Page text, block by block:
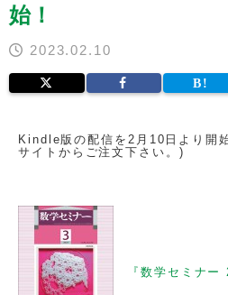
始！
2023.02.10
Kindle版の配信を2月10日より開
サイトからご注文下さい。)
『数学セミナー